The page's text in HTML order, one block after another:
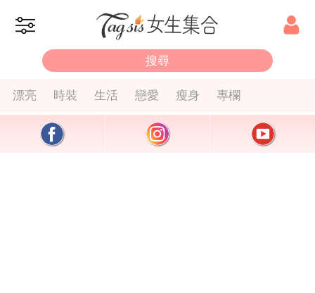
漂亮 時裝 生活 戀愛 瘦身 專欄